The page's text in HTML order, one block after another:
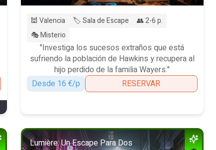
🕍 Valencia 🏷️ Sala de Escape
👥 2-6 p.
🎭 Misterio
"Investiga los sucesos extraños que está
sufriendo la población de Hawkins y recupera al
hijo perdido de la familia Wayers."
Desde 16 €/p
RESERVAR
Lumière: Un Escape Para Dos